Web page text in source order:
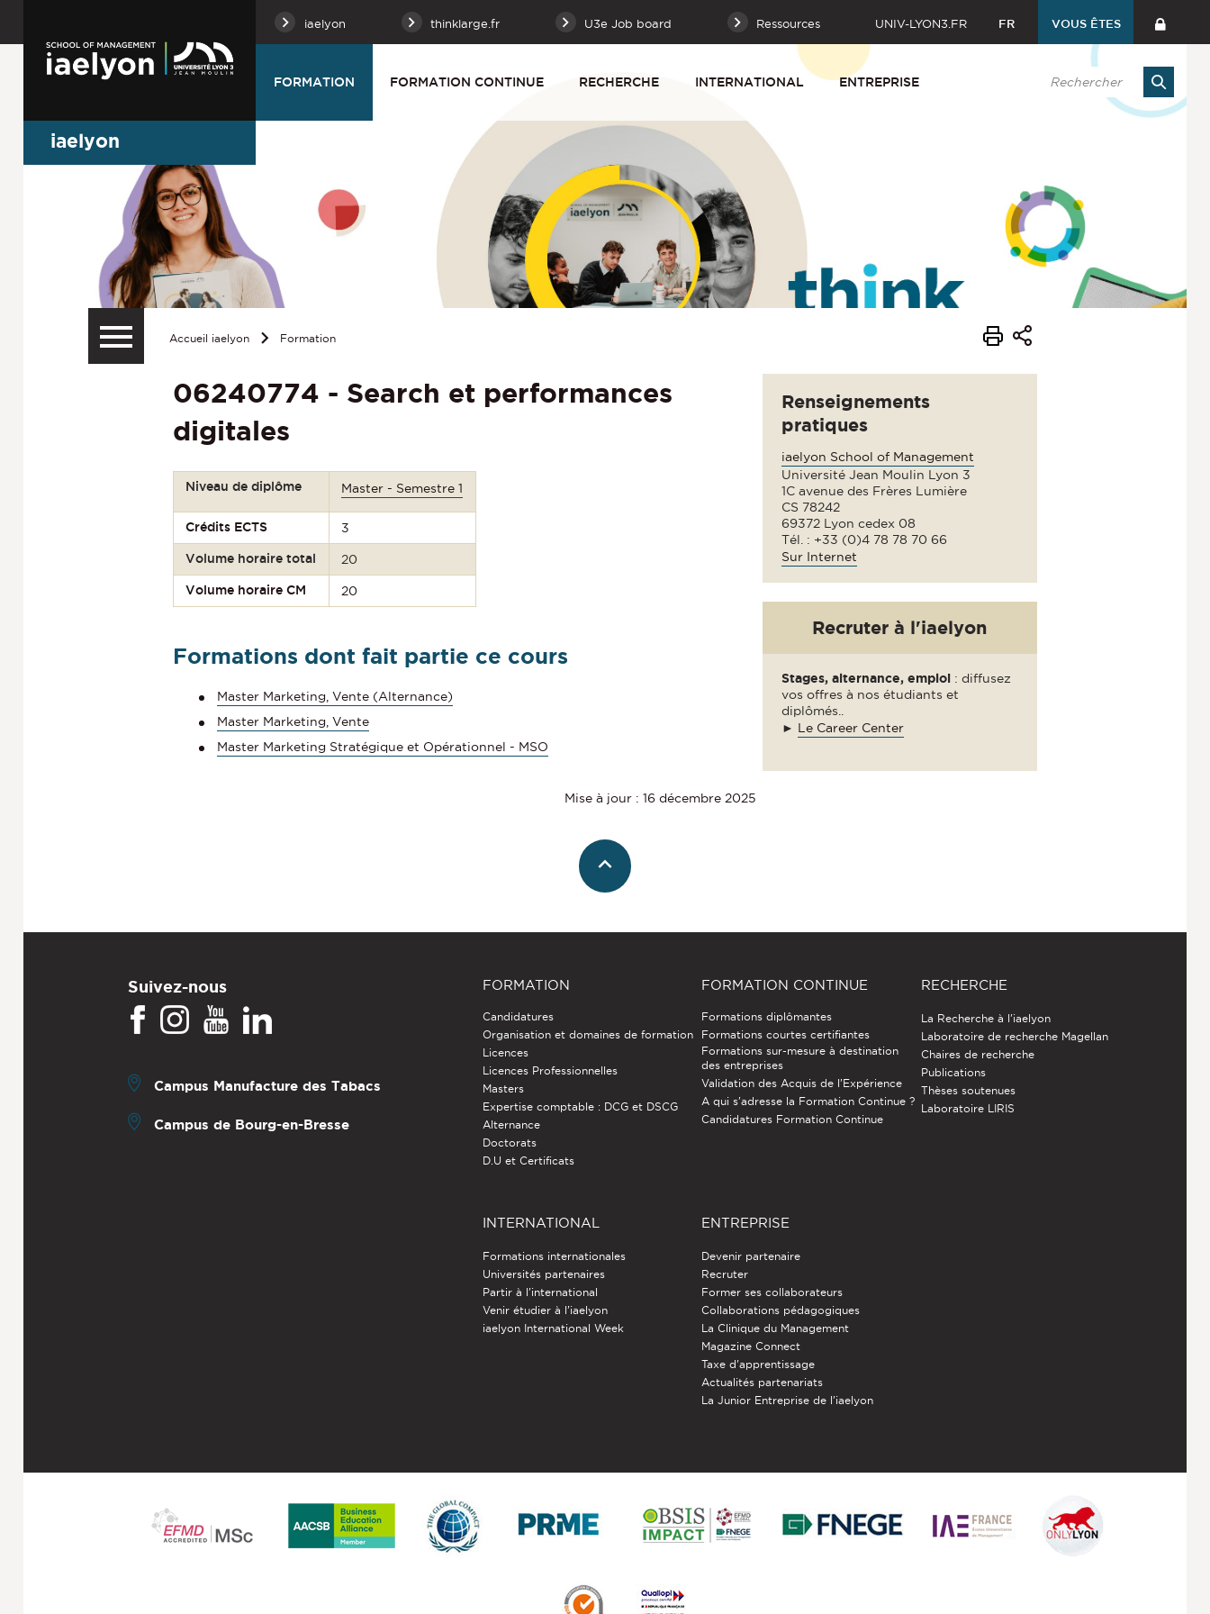
iaelyon thinklarge.fr U3e Job board Ressources UNIV-LYON3.FR FR VOUS ÊTES
FORMATION FORMATION CONTINUE RECHERCHE INTERNATIONAL ENTREPRISE
iaelyon
Accueil iaelyon Formation
06240774 - Search et performances
digitales
Niveau de diplôme Master - Semestre 1
Crédits ECTS 3
Volume horaire total 20
Volume horaire CM 20
Formations dont fait partie ce cours
Master Marketing, Vente (Alternance)
Master Marketing, Vente
Master Marketing Stratégique et Opérationnel - MSO
Renseignements
pratiques
iaelyon School of Management
Université Jean Moulin Lyon 3
1C avenue des Frères Lumière
CS 78242
69372 Lyon cedex 08
Tél. : +33 (0)4 78 78 70 66
Sur Internet
Recruter à l'iaelyon
Stages, alternance, emploi: diffusez
vos offres à nos étudiants et
diplômés..
► Le Career Center
Mise à jour : 16 décembre 2025
Suivez-nous
Campus Manufacture des Tabacs
Campus de Bourg-en-Bresse
FORMATION
Candidatures
Organisation et domaines de formation
Licences
Licences Professionnelles
Masters
Expertise comptable : DCG et DSCG
Alternance
Doctorats
D.U et Certificats
FORMATION CONTINUE
Formations diplômantes
Formations courtes certifiantes
Formations sur-mesure à destination
des entreprises
Validation des Acquis de l’Expérience
A qui s'adresse la Formation Continue ?
Candidatures Formation Continue
RECHERCHE
La Recherche à l'iaelyon
Laboratoire de recherche Magellan
Chaires de recherche
Publications
Thèses soutenues
Laboratoire LIRIS
INTERNATIONAL
Formations internationales
Universités partenaires
Partir à l'international
Venir étudier à l’iaelyon
iaelyon International Week
ENTREPRISE
Devenir partenaire
Recruter
Former ses collaborateurs
Collaborations pédagogiques
La Clinique du Management
Magazine Connect
Taxe d'apprentissage
Actualités partenariats
La Junior Entreprise de l'iaelyon